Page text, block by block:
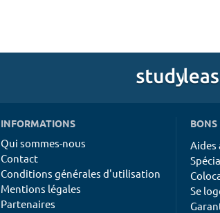
INFORMATIONS
Qui sommes-nous
Contact
Conditions générales d'utilisation
Mentions légales
Partenaires
BONS
Aides
Se